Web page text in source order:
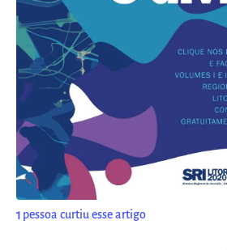
1 pessoa curtiu esse artigo